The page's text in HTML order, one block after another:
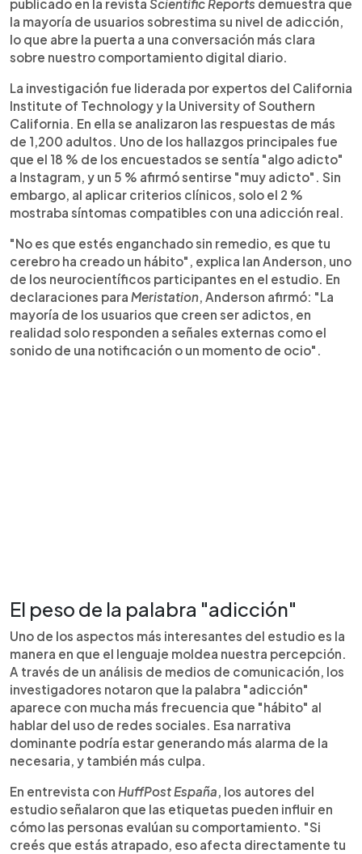
solo el 2 % de los usuarios presentan signos de
adicción real, mientras que el resto responde a
rutinas disparadas por factores externos.
Expertos como Ian Anderson explican que
entender esta diferencia permite recuperar el
control sin culpa. Al reconocer los patrones detrás
del uso de redes sociales, es posible rediseñar el
entorno y adoptar una relación más consciente y
saludable con la tecnología digital en la vida diaria.
publicado en la revista Scientific Reports demuestra que
la mayoría de usuarios sobrestima su nivel de adicción,
lo que abre la puerta a una conversación más clara
sobre nuestro comportamiento digital diario.
La investigación fue liderada por expertos del California
Institute of Technology y la University of Southern
California. En ella se analizaron las respuestas de más
de 1,200 adultos. Uno de los hallazgos principales fue
que el 18 % de los encuestados se sentía "algo adicto"
a Instagram, y un 5 % afirmó sentirse "muy adicto". Sin
embargo, al aplicar criterios clínicos, solo el 2 %
mostraba síntomas compatibles con una adicción real.
"No es que estés enganchado sin remedio, es que tu
cerebro ha creado un hábito", explica Ian Anderson, uno
de los neurocientíficos participantes en el estudio. En
declaraciones para Meristation, Anderson afirmó: "La
mayoría de los usuarios que creen ser adictos, en
realidad solo responden a señales externas como el
sonido de una notificación o un momento de ocio".
El peso de la palabra "adicción"
Uno de los aspectos más interesantes del estudio es la
manera en que el lenguaje moldea nuestra percepción.
A través de un análisis de medios de comunicación, los
investigadores notaron que la palabra "adicción"
aparece con mucha más frecuencia que "hábito" al
hablar del uso de redes sociales. Esa narrativa
dominante podría estar generando más alarma de la
necesaria, y también más culpa.
En entrevista con HuffPost España, los autores del
estudio señalaron que las etiquetas pueden influir en
cómo las personas evalúan su comportamiento. "Si
creés que estás atrapado, eso afecta directamente tu